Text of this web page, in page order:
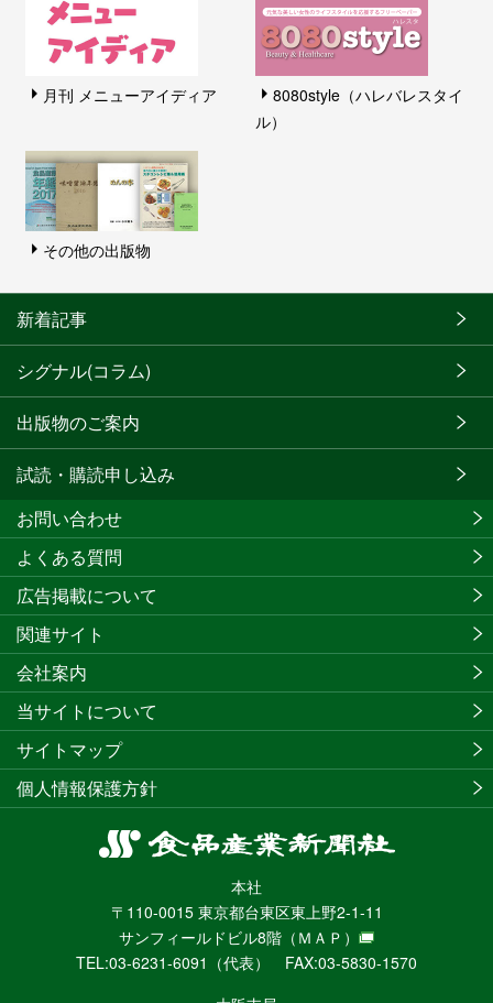
月刊 メニューアイディア
8080style（ハレバレスタイ
ル）
その他の出版物
新着記事
シグナル(コラム)
出版物のご案内
試読・購読申し込み
食
産
業
新
聞
本社
〒110-0015 東京都台東区東上野2-1-11
サンフィールドビル8階 （ＭＡＰ）
TEL:03-6231-6091（代表） FAX:03-5830-1570
お問い合わせ
よくある質問
広告掲載について
関連サイト
会社案内
当サイトについて
サイトマップ
個人情報保護方針